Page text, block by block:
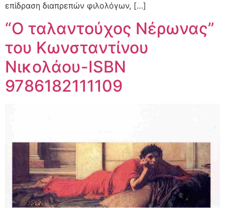
επίδραση διαπρεπών φιλολόγων, […]
“Ο ταλαντούχος Νέρωνας”
του Κωνσταντίνου
Νικολάου-ISBN
9786182111109